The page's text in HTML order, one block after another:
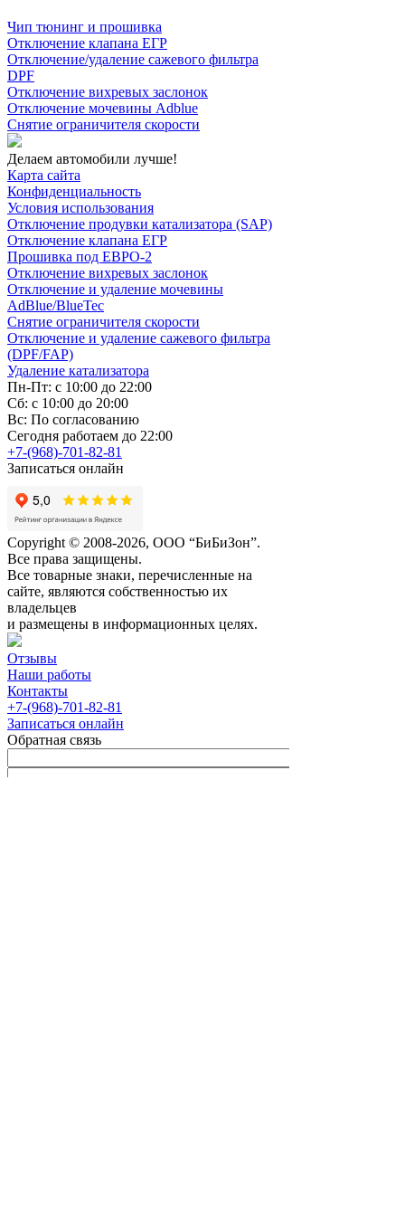
Чип тюнинг и прошивка
Отключение клапана ЕГР
Отключение/удаление сажевого фильтра
DPF
Отключение вихревых заслонок
Отключение мочевины Adblue
Снятие ограничителя скорости
Делаем автомобили лучше!
Карта сайта
Конфиденциальность
Условия использования
Отключение продувки катализатора (SAP)
Отключение клапана ЕГР
Прошивка под ЕВРО-2
Отключение вихревых заслонок
Отключение и удаление мочевины
AdBlue/BlueTec
Снятие ограничителя скорости
Отключение и удаление сажевого фильтра
(DPF/FAP)
Удаление катализатора
Пн-Пт: с 10:00 до 22:00
Сб: с 10:00 до 20:00
Вс: По согласованию
Сегодня работаем до 22:00
+7-(968)-701-82-81
Записаться онлайн
Copyright © 2008-2026, ООО “БиБиЗон”.
Все права защищены.
Все товарные знаки, перечисленные на
сайте, являются собственностью их
владельцев
и размещены в информационных целях.
Отзывы
Наши работы
Контакты
+7-(968)-701-82-81
Записаться онлайн
Обратная связь